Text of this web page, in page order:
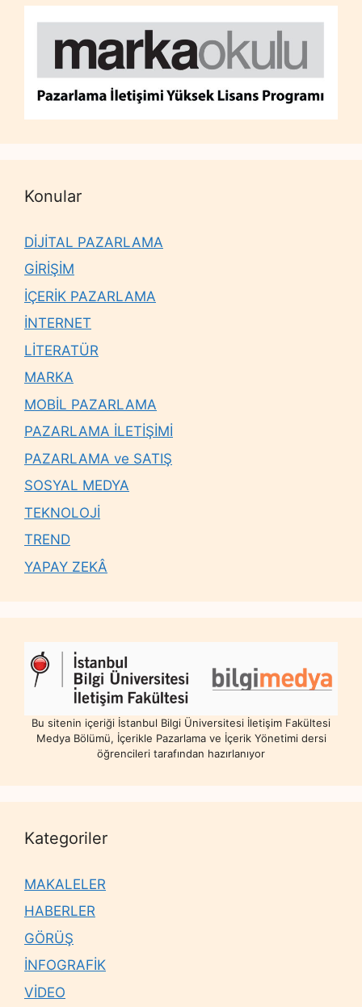
Konular
DİJİTAL PAZARLAMA
GİRİŞİM
İÇERİK PAZARLAMA
İNTERNET
LİTERATÜR
MARKA
MOBİL PAZARLAMA
PAZARLAMA İLETİŞİMİ
PAZARLAMA ve SATIŞ
SOSYAL MEDYA
TEKNOLOJİ
TREND
YAPAY ZEKÂ
Bu sitenin içeriği İstanbul Bilgi Üniversitesi İletişim Fakültesi
Medya Bölümü, İçerikle Pazarlama ve İçerik Yönetimi dersi
öğrencileri tarafından hazırlanıyor
Kategoriler
MAKALELER
HABERLER
GÖRÜŞ
İNFOGRAFİK
VİDEO